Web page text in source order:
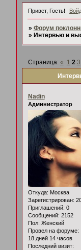
Привет, Гость!
» Форум
» Интервью и
Страница: « 1 2 3
Nadin
Администратор
Откуда: Москва
Зарегистрирован:
Приглашений: 0
Сообщений: 2152
Пол: Женский
Провел на форуме:
18 дней 14 часов
Последний визит: